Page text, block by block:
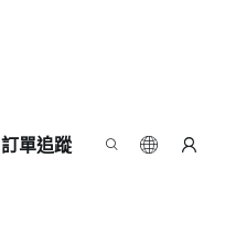
訂單追蹤